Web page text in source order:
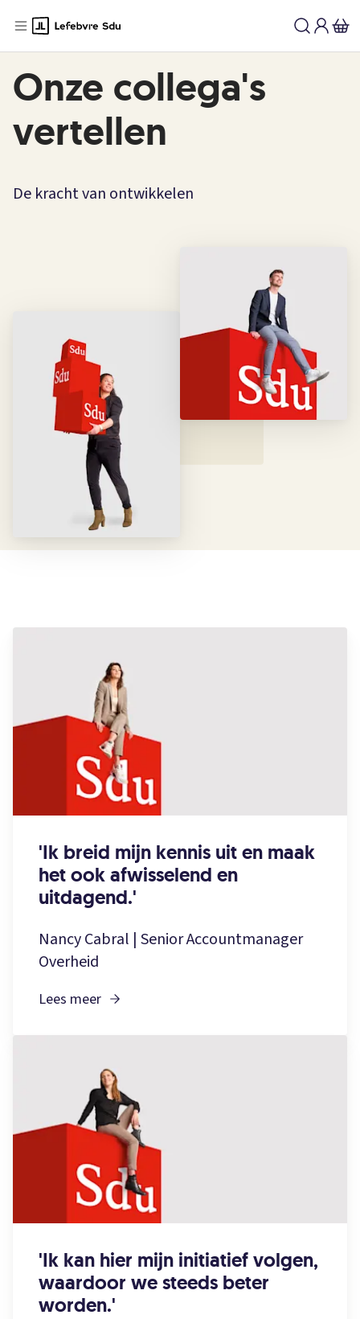
Onze collega's
vertellen
De kracht van ontwikkelen
'Ik breid mijn kennis uit en maak
het ook afwisselend en
uitdagend.'
Nancy Cabral | Senior Accountmanager
Overheid
Lees meer
'Ik kan hier mijn initiatief volgen,
waardoor we steeds beter
worden.'